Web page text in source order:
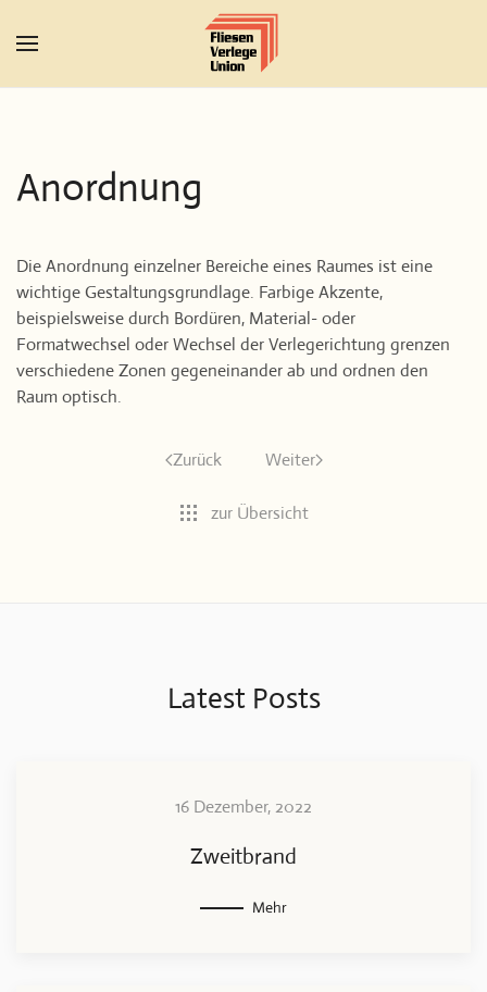
Zum Hauptinhalt springen
Anordnung
Die Anordnung einzelner Bereiche eines Raumes ist eine
wichtige Gestaltungsgrundlage. Farbige Akzente,
beispielsweise durch Bordüren, Material- oder
Formatwechsel oder Wechsel der Verlegerichtung grenzen
verschiedene Zonen gegeneinander ab und ordnen den
Raum optisch.
Zurück Weiter
zur Übersicht
Latest Posts
16 Dezember, 2022
Zweitbrand
Mehr